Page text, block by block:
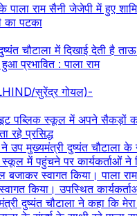
राम सैनी जेजेपी में हुए
का पटका
चौटाला में दिखाई देती है
प्रभावित : पाला राम
सुरेंद्र गोयल)-
पब्लिक स्कूल में अपने सैकड़ों
रहे प्रसिद्ध
ने उप मुख्यमंत्री दुष्यंत चौटाला
में पहुंचने पर कार्यकर्ताओं ने
स्वागत किया। पाला
किया। उपस्थित
दुष्यंत चौटाला ने कहा कि